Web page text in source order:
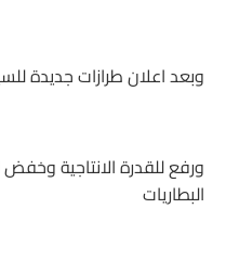
وبعد اعلان طرازات جديدة
ورفع للقدرة الانتاجية
البطاريات